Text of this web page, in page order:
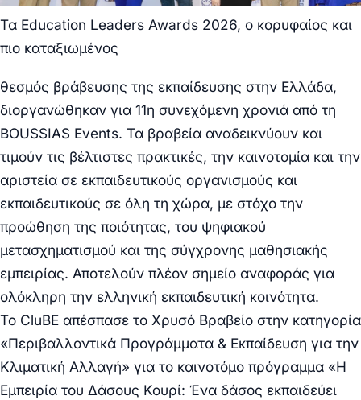
Τα Education Leaders Awards 2026, ο κορυφαίος και
πιο καταξιωμένος
θεσμός βράβευσης της εκπαίδευσης στην Ελλάδα,
διοργανώθηκαν για 11η συνεχόμενη χρονιά από τη
BOUSSIAS Events. Τα βραβεία αναδεικνύουν και
τιμούν τις βέλτιστες πρακτικές, την καινοτομία και την
αριστεία σε εκπαιδευτικούς οργανισμούς και
εκπαιδευτικούς σε όλη τη χώρα, με στόχο την
προώθηση της ποιότητας, του ψηφιακού
μετασχηματισμού και της σύγχρονης μαθησιακής
εμπειρίας. Αποτελούν πλέον σημείο αναφοράς για
ολόκληρη την ελληνική εκπαιδευτική κοινότητα.
Το CluBE απέσπασε το Χρυσό Βραβείο στην κατηγορία
«Περιβαλλοντικά Προγράμματα & Εκπαίδευση για την
Κλιματική Αλλαγή» για το καινοτόμο πρόγραμμα «Η
Εμπειρία του Δάσους Κουρί: Ένα δάσος εκπαιδεύει